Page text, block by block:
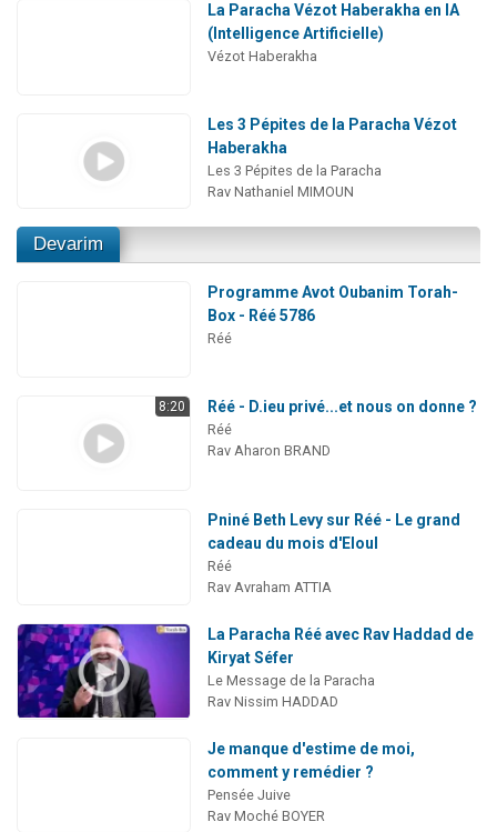
La Paracha Vézot Haberakha en IA
(Intelligence Artificielle)
Vézot Haberakha
Les 3 Pépites de la Paracha Vézot
Haberakha
Les 3 Pépites de la Paracha
Rav Nathaniel MIMOUN
Devarim
Programme Avot Oubanim Torah-
Box - Réé 5786
Réé
8:20 Réé - D.ieu privé...et nous on donne ?
Réé
Rav Aharon BRAND
Pniné Beth Levy sur Réé - Le grand
cadeau du mois d'Eloul
Réé
Rav Avraham ATTIA
La Paracha Réé avec Rav Haddad de
Kiryat Séfer
Le Message de la Paracha
Rav Nissim HADDAD
Je manque d'estime de moi,
comment y remédier ?
Pensée Juive
Rav Moché BOYER